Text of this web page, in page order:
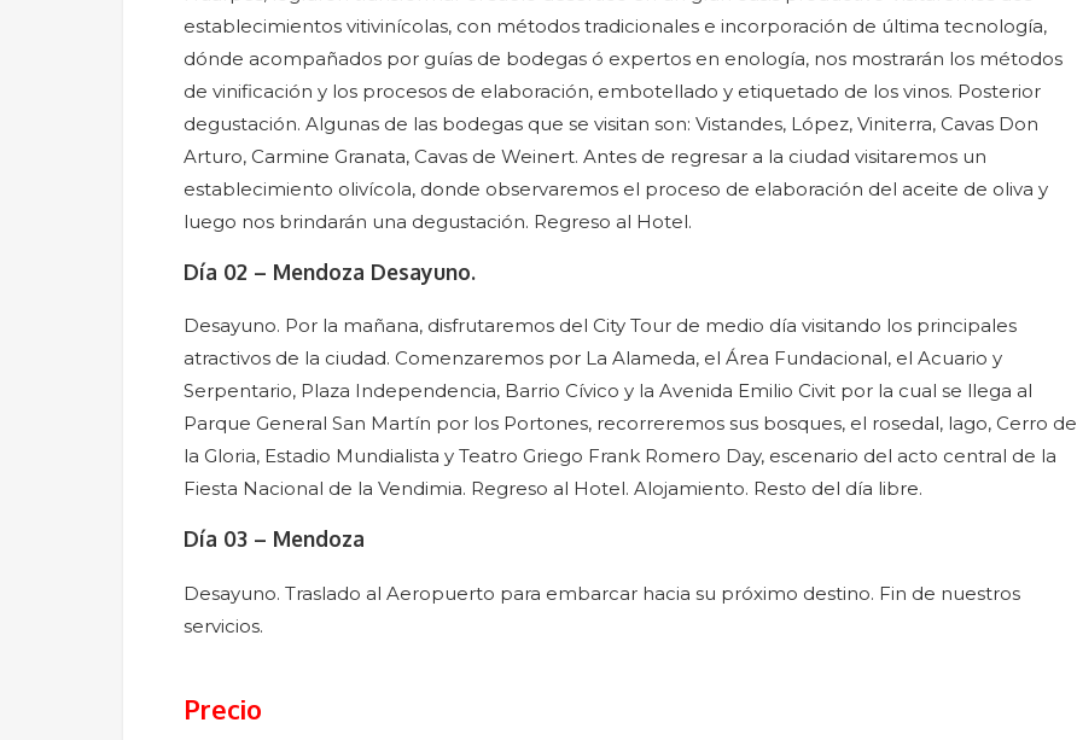
establecimientos vitivinícolas, con métodos tradicionales e incorporación de última tecnología,
dónde acompañados por guías de bodegas ó expertos en enología, nos mostrarán los métodos
de vinificación y los procesos de elaboración, embotellado y etiquetado de los vinos. Posterior
degustación. Algunas de las bodegas que se visitan son: Vistandes, López, Viniterra, Cavas Don
Arturo, Carmine Granata, Cavas de Weinert. Antes de regresar a la ciudad visitaremos un
establecimiento olivícola, donde observaremos el proceso de elaboración del aceite de oliva y
luego nos brindarán una degustación. Regreso al Hotel.
Día 02 – Mendoza Desayuno.
Desayuno. Por la mañana, disfrutaremos del City Tour de medio día visitando los principales
atractivos de la ciudad. Comenzaremos por La Alameda, el Área Fundacional, el Acuario y
Serpentario, Plaza Independencia, Barrio Cívico y la Avenida Emilio Civit por la cual se llega al
Parque General San Martín por los Portones, recorreremos sus bosques, el rosedal, lago, Cerro de
la Gloria, Estadio Mundialista y Teatro Griego Frank Romero Day, escenario del acto central de la
Fiesta Nacional de la Vendimia. Regreso al Hotel. Alojamiento. Resto del día libre.
Día 03 – Mendoza
Desayuno. Traslado al Aeropuerto para embarcar hacia su próximo destino. Fin de nuestros
servicios.
Precio